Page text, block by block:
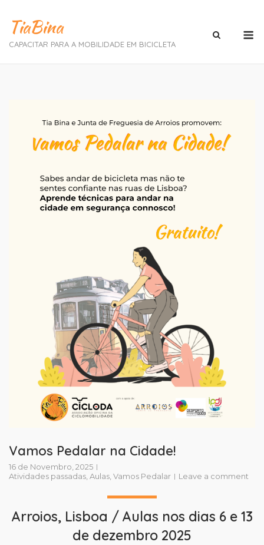
content
TiaBina
CAPACITAR PARA A MOBILIDADE EM BICICLETA
Vamos Pedalar na Cidade!
16 de Novembro, 2025
Atividades passadas, Aulas, Vamos Pedalar Leave a comment
Arroios, Lisboa / Aulas nos dias 6 e 13
de dezembro 2025